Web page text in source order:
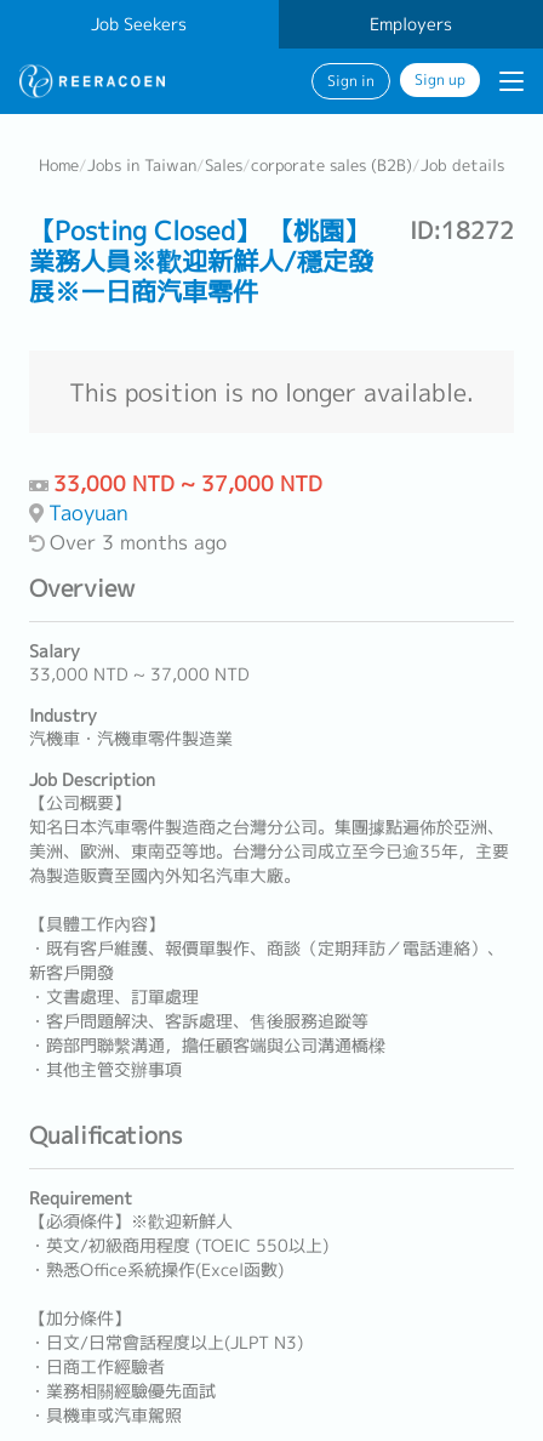
Job Seekers Employers
Sign in Sign up
Home/Jobs in Taiwan/Sales/corporate sales (B2B)/Job details
【Posting Closed】 【桃園】
業務人員※歡迎新鮮人/穩定發
展※ー日商汽車零件
ID:18272
This position is no longer available.
33,000 NTD ~ 37,000 NTD
Taoyuan
Over 3 months ago
Overview
Salary
33,000 NTD ~ 37,000 NTD
Industry
汽機車・汽機車零件製造業
Job Description
【公司概要】
知名日本汽車零件製造商之台灣分公司。集團據點遍佈於亞洲、
美洲、歐洲、東南亞等地。台灣分公司成立至今已逾35年，主要
為製造販賣至國內外知名汽車大廠。
【具體工作內容】
・既有客戶維護、報價單製作、商談（定期拜訪／電話連絡）、
新客戶開發
・文書處理、訂單處理
・客戶問題解決、客訴處理、售後服務追蹤等
・跨部門聯繫溝通，擔任顧客端與公司溝通橋樑
・其他主管交辦事項
Qualifications
Requirement
【必須條件】※歡迎新鮮人
・英文/初級商用程度 (TOEIC 550以上)
・熟悉Office系統操作(Excel函數)
【加分條件】
・日文/日常會話程度以上(JLPT N3)
・日商工作經驗者
・業務相關經驗優先面試
・具機車或汽車駕照